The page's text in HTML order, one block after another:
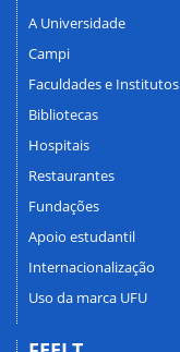
A Universidade
Campi
Faculdades e Institutos
Bibliotecas
Hospitais
Restaurantes
Fundações
Apoio estudantil
Internacionalização
Uso da marca UFU